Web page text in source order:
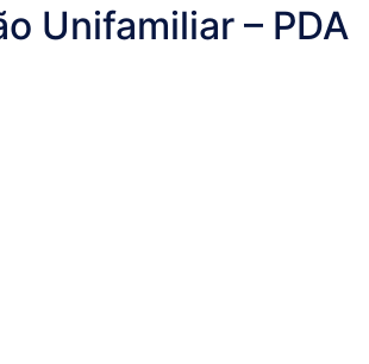
Unifamiliar – PDA